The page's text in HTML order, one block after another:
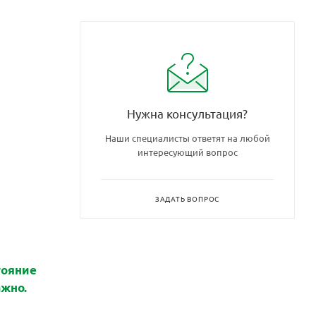
Нужна консультация?
Наши специалисты ответят на любой
интересующий вопрос
ЗАДАТЬ ВОПРОС